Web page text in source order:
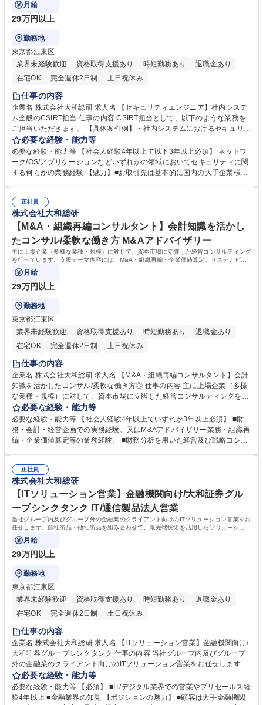
月給
29万円以上
勤務地
東京都江東区
業界未経験歓迎
資格取得支援あり 時短勤務あり
退職金あり
在宅OK
完全週休2日制 土日祝休み
仕事の内容
企業名 株式会社大和総研 求人名 【セキュリティエンジニア】社内システ
ム全般のCSIRT担当 仕事の内容 CSIRT担当として、以下のような業務を
ご担当いただきます。 【具体案件例】・社内システムにおけるセキュリテ
ィインシデント発生時の初動対応および事後分析・セキュリティポリシー
やマニュアルの策定・改訂、教育訓練活動の実施・最新のセキュリティ製
品・サービスのPoCおよび導入推進・定期的なセキュリティリスク評価お
よび脆弱性診断の実施・他部門との連携を通じたセキュリティ対策の強化
T担当
必要な経験・能力等
必要な経験・能力等 【社会人経験4年以上で以下3年以上必須】 ネットワ
ーク/OS/アプリケーションなどいずれかの領域においてセキュリティに関
する何らかの業務経験 【魅力】■お取引先は基本的に国内の大手企業様と
ャレンジすることができます。 【採用部門の実績例】人工知能（AI）技術
のビジネス活用。最新の機械学習アルゴリズムを取り入れた独自の株価予
測は、個人投資家向けサービス「AIによる選定銘柄」として大きな反響を
呼んでいます。 学歴・資格 学歴：大学院 大学 語学力： 資格：
正社員
株式会社大和総研
【M&A・組織再編コンサルタント】会計知識を活かし
たコンサル/柔軟な働き方 M&Aアドバイザリー
主に上場企業（多様な業種・規模）に対して、資本市場に立脚した経営コンサルティング
を行っています。支援テーマ内容には、M&A・組織再編・企業価値算定、サステナビリ
ティ経営推進、ビジョン・中期経営計画策定
月給
29万円以上
勤務地
東京都江東区
業界未経験歓迎
資格取得支援あり 時短勤務あり
退職金あり
在宅OK
完全週休2日制 土日祝休み
仕事の内容
企業名 株式会社大和総研 求人名 【M&A・組織再編コンサルタント】会計
知識を活かしたコンサル/柔軟な働き方◎ 仕事の内容 主に上場企業（多様
な業種・規模）に対して、資本市場に立脚した経営コンサルティングを行
っています。支援テーマ内容には、M&A・組織再編・企業価値算定、サス
テナビリティ経営推進、ビジョン・中期経営計画策定 コーポレートガバナ
ンス、資本政策、人的資本等、多岐にわたります。【業務詳細】・M&Aア
ドバイザリー業務・エグゼキューション （スキーム検討、契約書や文書開
示等のサポート、比率算定、移転資産等に係る助言等）・企業価値算定に
係るバリュエーション業務 募集職種 【M&A・組織再編コンサルタント】
会計知識を活かしたコンサル/柔軟な働き方◎
必要な経験・能力等
必要な経験・能力等 【社会人経験4年以上でいずれか3年以上必須】 ■財
務・会計・経営企画での実務経験、又はM&Aアドバイザリー業務・組織再
編・企業価値算定等の業務経験。 ■財務分析を用いた経営及び戦略コンサ
き、新たな問題解決に向けた支援や、派生テーマに係るコンサルティング
に参画する機会があります。 学歴・資格 学歴：大学院 大学 語学力： 資
格：
正社員
株式会社大和総研
【ITソリューション営業】金融機関向け/大和証券グル
ープシンクタンク IT/通信製品法人営業
当社グループ内及びグループ外の金融業のクライアント向けのITソリューション営業をお
任せします。自社製品・他社製品を組み合わせて、最先端技術を活用したソリューション
提供を経験できます。
月給
29万円以上
勤務地
東京都江東区
業界未経験歓迎
資格取得支援あり 時短勤務あり
退職金あり
在宅OK
完全週休2日制 土日祝休み
仕事の内容
企業名 株式会社大和総研 求人名 【ITソリューション営業】金融機関向け/
大和証券グループシンクタンク 仕事の内容 当社グループ内及びグループ
外の金融業のクライアント向けのITソリューション営業をお任せします。
自社製品・他社製品を組み合わせて、最先端技術を活用したソリューショ
ン提供を経験できます。 【業務詳細】 ■金融業界（証券・銀行・資産運用
会社）の顧客向けのヒアリング、課題設定 ■提案商材の調査、検討 ■顧客
必要な経験・能力等
必要な経験・能力等 【必須】 ■IT/デジタル業界での営業やプリセールス経
験4年以上 ■金融業界の知見 【ポジションの魅力】 ■顧客は大手金融機関